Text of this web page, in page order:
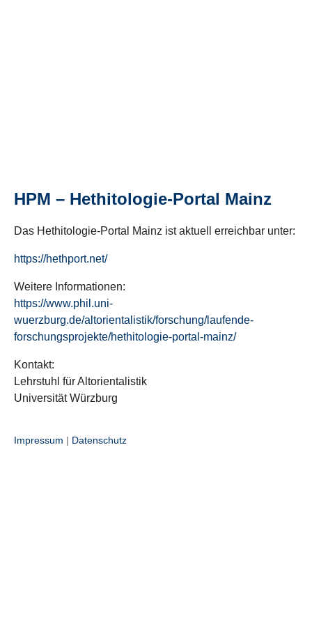
HPM – Hethitologie-Portal Mainz
Das Hethitologie-Portal Mainz ist aktuell erreichbar unter:
https://hethport.net/
Weitere Informationen:
https://www.phil.uni-
wuerzburg.de/altorientalistik/forschung/laufende-
forschungsprojekte/hethitologie-portal-mainz/
Kontakt:
Lehrstuhl für Altorientalistik
Universität Würzburg
Impressum | Datenschutz